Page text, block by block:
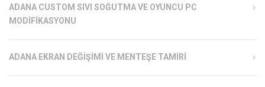
ADANA CUSTOM SIVI SOĞUTMA VE OYUNCU PC
MODIFIKASYONU
ADANA EKRAN DEĞIŞIMI VE MENTEŞE TAMIRI